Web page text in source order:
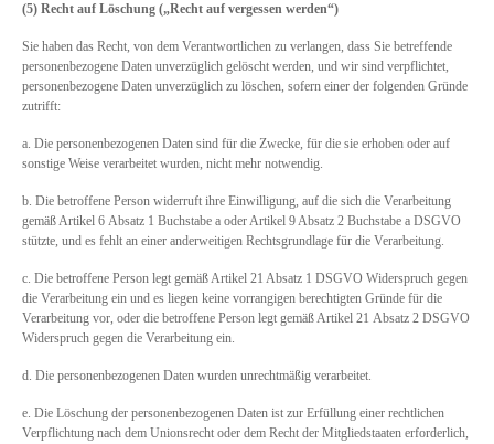
(5) Recht auf Löschung („Recht auf vergessen werden“)
Sie haben das Recht, von dem Verantwortlichen zu verlangen, dass Sie betreffende
personenbezogene Daten unverzüglich gelöscht werden, und wir sind verpflichtet,
personenbezogene Daten unverzüglich zu löschen, sofern einer der folgenden Gründe
zutrifft:
a. Die personenbezogenen Daten sind für die Zwecke, für die sie erhoben oder auf
sonstige Weise verarbeitet wurden, nicht mehr notwendig.
b. Die betroffene Person widerruft ihre Einwilligung, auf die sich die Verarbeitung
gemäß Artikel 6 Absatz 1 Buchstabe a oder Artikel 9 Absatz 2 Buchstabe a DSGVO
stützte, und es fehlt an einer anderweitigen Rechtsgrundlage für die Verarbeitung.
c. Die betroffene Person legt gemäß Artikel 21 Absatz 1 DSGVO Widerspruch gegen
die Verarbeitung ein und es liegen keine vorrangigen berechtigten Gründe für die
Verarbeitung vor, oder die betroffene Person legt gemäß Artikel 21 Absatz 2 DSGVO
Widerspruch gegen die Verarbeitung ein.
d. Die personenbezogenen Daten wurden unrechtmäßig verarbeitet.
e. Die Löschung der personenbezogenen Daten ist zur Erfüllung einer rechtlichen
Verpflichtung nach dem Unionsrecht oder dem Recht der Mitgliedstaaten erforderlich,